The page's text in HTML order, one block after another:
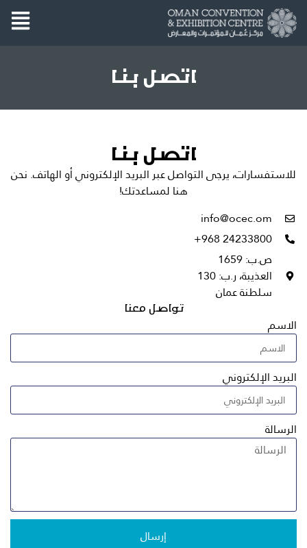
اتصل بنا
اتصل بنا
للاستفسارات، يرجى التواصل عبر البريد الإلكتروني أو الهاتف. نحن
هنا لمساعدتك!
info@ocec.om
+968 24233800
ص.ب: 1659
العذيبة، ر.ب: 130
سلطنة عمان
تواصل معنا
الاسم
البريد الإلكتروني
الرسالة
إرسال